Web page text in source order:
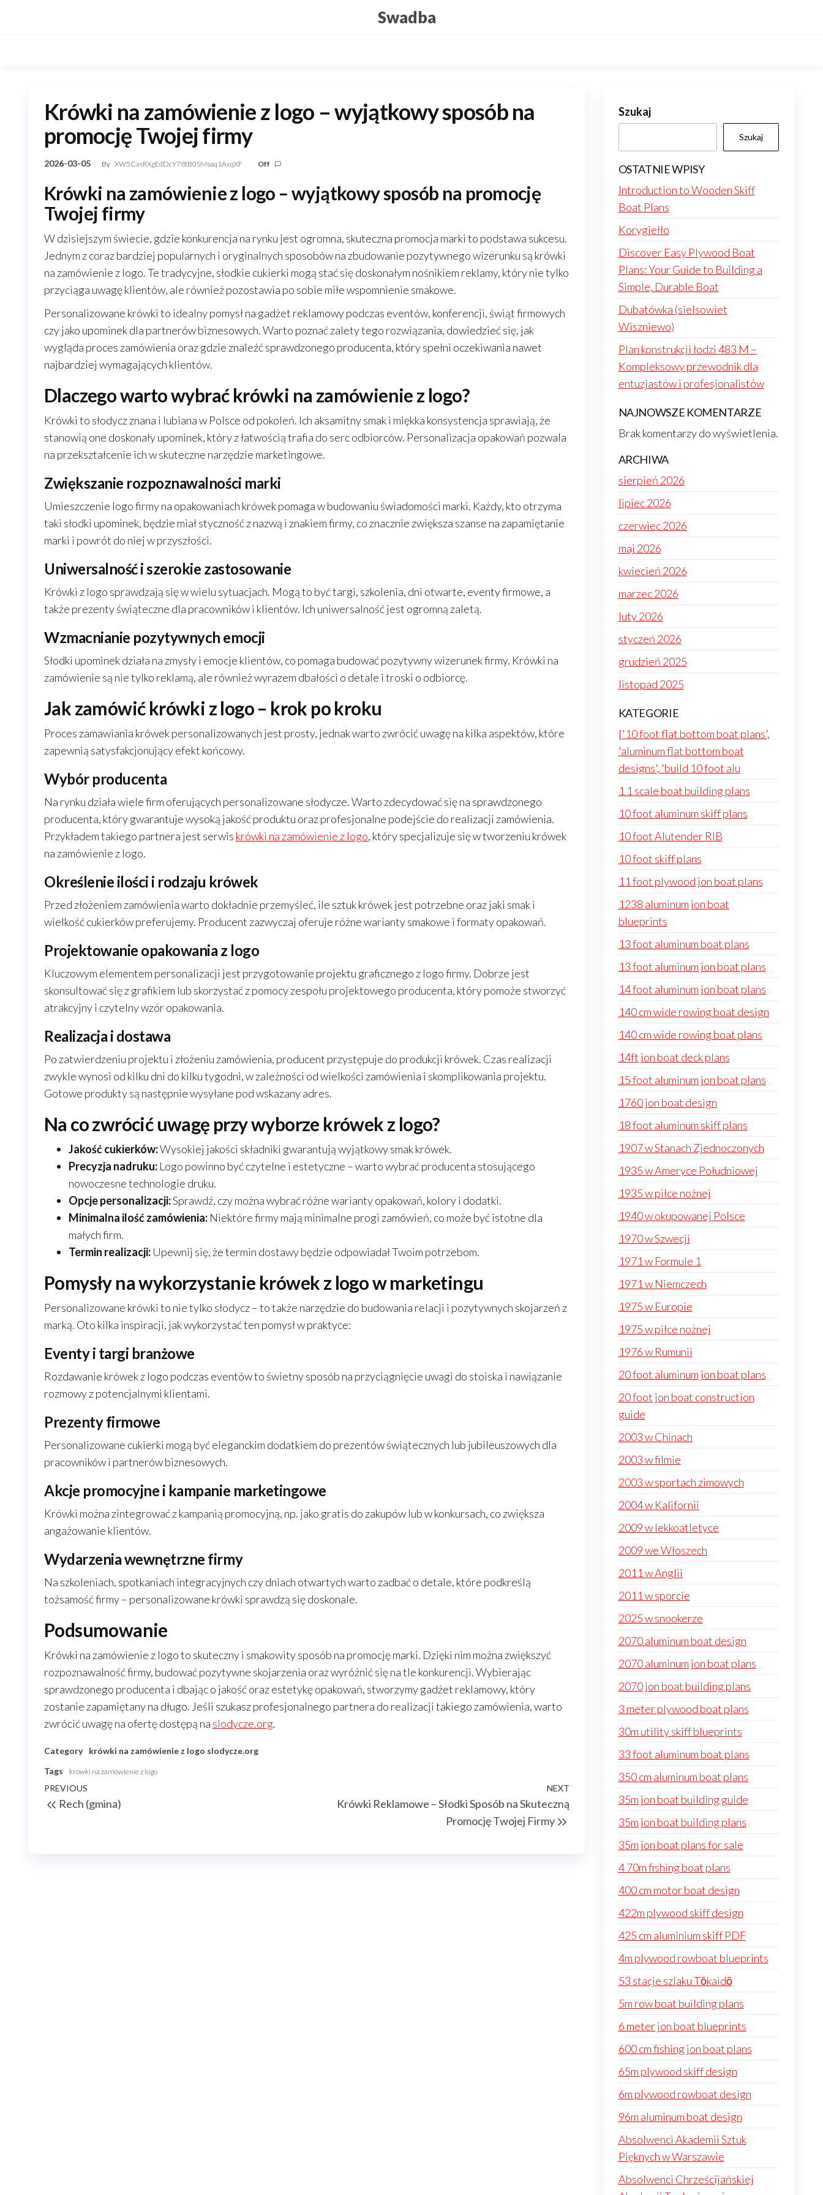
Swadba
Krówki na zamówienie z logo – wyjątkowy sposób na
promocję Twojej firmy
2026-03-05 By XW5CasRXgEdDcY78tB0SMsaq1AxqXF Off
Krówki na zamówienie z logo – wyjątkowy sposób na promocję
Twojej firmy
W dzisiejszym świecie, gdzie konkurencja na rynku jest ogromna, skuteczna promocja marki to podstawa sukcesu.
Jednym z coraz bardziej popularnych i oryginalnych sposobów na zbudowanie pozytywnego wizerunku są krówki
na zamówienie z logo. Te tradycyjne, słodkie cukierki mogą stać się doskonałym nośnikiem reklamy, który nie tylko
przyciąga uwagę klientów, ale również pozostawia po sobie miłe wspomnienie smakowe.
Personalizowane krówki to idealny pomysł na gadżet reklamowy podczas eventów, konferencji, świąt firmowych
czy jako upominek dla partnerów biznesowych. Warto poznać zalety tego rozwiązania, dowiedzieć się, jak
wygląda proces zamówienia oraz gdzie znaleźć sprawdzonego producenta, który spełni oczekiwania nawet
najbardziej wymagających klientów.
Dlaczego warto wybrać krówki na zamówienie z logo?
Krówki to słodycz znana i lubiana w Polsce od pokoleń. Ich aksamitny smak i miękka konsystencja sprawiają, że
stanowią one doskonały upominek, który z łatwością trafia do serc odbiorców. Personalizacja opakowań pozwala
na przekształcenie ich w skuteczne narzędzie marketingowe.
Zwiększanie rozpoznawalności marki
Umieszczenie logo firmy na opakowaniach krówek pomaga w budowaniu świadomości marki. Każdy, kto otrzyma
taki słodki upominek, będzie miał styczność z nazwą i znakiem firmy, co znacznie zwiększa szanse na zapamiętanie
marki i powrót do niej w przyszłości.
Uniwersalność i szerokie zastosowanie
Krówki z logo sprawdzają się w wielu sytuacjach. Mogą to być targi, szkolenia, dni otwarte, eventy firmowe, a
także prezenty świąteczne dla pracowników i klientów. Ich uniwersalność jest ogromną zaletą.
Wzmacnianie pozytywnych emocji
Słodki upominek działa na zmysły i emocje klientów, co pomaga budować pozytywny wizerunek firmy. Krówki na
zamówienie są nie tylko reklamą, ale również wyrazem dbałości o detale i troski o odbiorcę.
Jak zamówić krówki z logo – krok po kroku
Proces zamawiania krówek personalizowanych jest prosty, jednak warto zwrócić uwagę na kilka aspektów, które
zapewnią satysfakcjonujący efekt końcowy.
Wybór producenta
Na rynku działa wiele firm oferujących personalizowane słodycze. Warto zdecydować się na sprawdzonego
producenta, który gwarantuje wysoką jakość produktu oraz profesjonalne podejście do realizacji zamówienia.
Przykładem takiego partnera jest serwis krówki na zamówienie z logo, który specjalizuje się w tworzeniu krówek
na zamówienie z logo.
Określenie ilości i rodzaju krówek
Przed złożeniem zamówienia warto dokładnie przemyśleć, ile sztuk krówek jest potrzebne oraz jaki smak i
wielkość cukierków preferujemy. Producent zazwyczaj oferuje różne warianty smakowe i formaty opakowań.
Projektowanie opakowania z logo
Kluczowym elementem personalizacji jest przygotowanie projektu graficznego z logo firmy. Dobrze jest
skonsultować się z grafikiem lub skorzystać z pomocy zespołu projektowego producenta, który pomoże stworzyć
atrakcyjny i czytelny wzór opakowania.
Realizacja i dostawa
Po zatwierdzeniu projektu i złożeniu zamówienia, producent przystępuje do produkcji krówek. Czas realizacji
zwykle wynosi od kilku dni do kilku tygodni, w zależności od wielkości zamówienia i skomplikowania projektu.
Gotowe produkty są następnie wysyłane pod wskazany adres.
Na co zwrócić uwagę przy wyborze krówek z logo?
Jakość cukierków:Wysokiej jakości składniki gwarantują wyjątkowy smak krówek.
Precyzja nadruku: Logo powinno być czytelne i estetyczne – warto wybrać producenta stosującego
nowoczesne technologie druku.
Opcje personalizacji:Sprawdź, czy można wybrać różne warianty opakowań, kolory i dodatki.
Minimalna ilość zamówienia: Niektóre firmy mają minimalne progi zamówień, co może być istotne dla
małych firm.
Termin realizacji: Upewnij się, że termin dostawy będzie odpowiadał Twoim potrzebom.
Pomysły na wykorzystanie krówek z logo w marketingu
Personalizowane krówki to nie tylko słodycz – to także narzędzie do budowania relacji i pozytywnych skojarzeń z
marką. Oto kilka inspiracji, jak wykorzystać ten pomysł w praktyce:
Eventy i targi branżowe
Rozdawanie krówek z logo podczas eventów to świetny sposób na przyciągnięcie uwagi do stoiska i nawiązanie
rozmowy z potencjalnymi klientami.
Prezenty firmowe
Personalizowane cukierki mogą być eleganckim dodatkiem do prezentów świątecznych lub jubileuszowych dla
pracowników i partnerów biznesowych.
Akcje promocyjne i kampanie marketingowe
Krówki można zintegrować z kampanią promocyjną, np. jako gratis do zakupów lub w konkursach, co zwiększa
angażowanie klientów.
Wydarzenia wewnętrzne firmy
Na szkoleniach, spotkaniach integracyjnych czy dniach otwartych warto zadbać o detale, które podkreślą
tożsamość firmy – personalizowane krówki sprawdzą się doskonale.
Podsumowanie
Krówki na zamówienie z logo to skuteczny i smakowity sposób na promocję marki. Dzięki nim można zwiększyć
rozpoznawalność firmy, budować pozytywne skojarzenia oraz wyróżnić się na tle konkurencji. Wybierając
sprawdzonego producenta i dbając o jakość oraz estetykę opakowań, stworzymy gadżet reklamowy, który
zostanie zapamiętany na długo. Jeśli szukasz profesjonalnego partnera do realizacji takiego zamówienia, warto
zwrócić uwagę na ofertę dostępą na slodycze.org.
Category krówki na zamówienie z logo slodycze.org
Tags
krówki na zamówienie z logo
Nawigacja
wpisu
Previous
Post
PREVIOUS
Rech (gmina)
Next
Post
NEXT
Krówki Reklamowe – Słodki Sposób na Skuteczną
Promocję Twojej Firmy
Szukaj
Szukaj
OSTATNIE WPISY
Introduction to Wooden Skiff
Boat Plans
Korygiełło
Discover Easy Plywood Boat
Plans: Your Guide to Building a
Simple, Durable Boat
Dubatówka (sielsowiet
Wiszniewo)
Plan konstrukcji łodzi 483 M –
Kompleksowy przewodnik dla
entuzjastów i profesjonalistów
NAJNOWSZE KOMENTARZE
Brak komentarzy do wyświetlenia.
ARCHIWA
sierpień 2026
lipiec 2026
czerwiec 2026
maj 2026
kwiecień 2026
marzec 2026
luty 2026
styczeń 2026
grudzień 2025
listopad 2025
KATEGORIE
['10 foot flat bottom boat plans',
'aluminum flat bottom boat
designs', 'build 10 foot alu
1 1 scale boat building plans
10 foot aluminum skiff plans
10 foot Alutender RIB
10 foot skiff plans
11 foot plywood jon boat plans
1238 aluminum jon boat
blueprints
13 foot aluminum boat plans
13 foot aluminum jon boat plans
14 foot aluminum jon boat plans
140 cm wide rowing boat design
140 cm wide rowing boat plans
14ft jon boat deck plans
15 foot aluminum jon boat plans
1760 jon boat design
18 foot aluminum skiff plans
1907 w Stanach Zjednoczonych
1935 w Ameryce Południowej
1935 w piłce nożnej
1940 w okupowanej Polsce
1970 w Szwecji
1971 w Formule 1
1971 w Niemczech
1975 w Europie
1975 w piłce nożnej
1976 w Rumunii
20 foot aluminum jon boat plans
20 foot jon boat construction
guide
2003 w Chinach
2003 w filmie
2003 w sportach zimowych
2004 w Kalifornii
2009 w lekkoatletyce
2009 we Włoszech
2011 w Anglii
2011 w sporcie
2025 w snookerze
2070 aluminum boat design
2070 aluminum jon boat plans
2070 jon boat building plans
3 meter plywood boat plans
30m utility skiff blueprints
33 foot aluminum boat plans
350 cm aluminum boat plans
35m jon boat building guide
35m jon boat building plans
35m jon boat plans for sale
4 70m fishing boat plans
400 cm motor boat design
422m plywood skiff design
425 cm aluminium skiff PDF
4m plywood rowboat blueprints
53 stacje szlaku Tōkaidō
5m row boat building plans
6 meter jon boat blueprints
600 cm fishing jon boat plans
65m plywood skiff design
6m plywood rowboat design
96m aluminum boat design
Absolwenci Akademii Sztuk
Pięknych w Warszawie
Absolwenci Chrześcijańskiej